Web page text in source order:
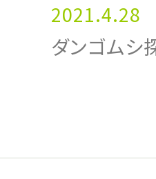
2021.4.28
ダンゴムシ